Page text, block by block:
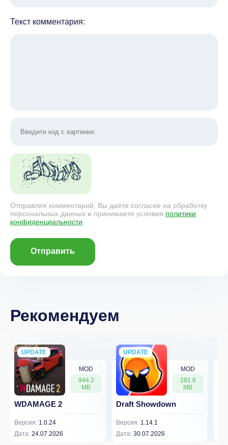
Текст комментария:
Отправляя комментарий, Вы даёте согласие на обработку
персональных данных и принимаете условия политики
конфиденциальности.
Отправить
Рекомендуем
MOD
944.2
MB
UPDATE
NEW
WDAMAGE 2
Версия: 1.0.24
Дата: 24.07.2026
MOD
281.8
MB
UPDATE
NEW
Draft Showdown
Версия: 1.14.1
Дата: 30.07.2026